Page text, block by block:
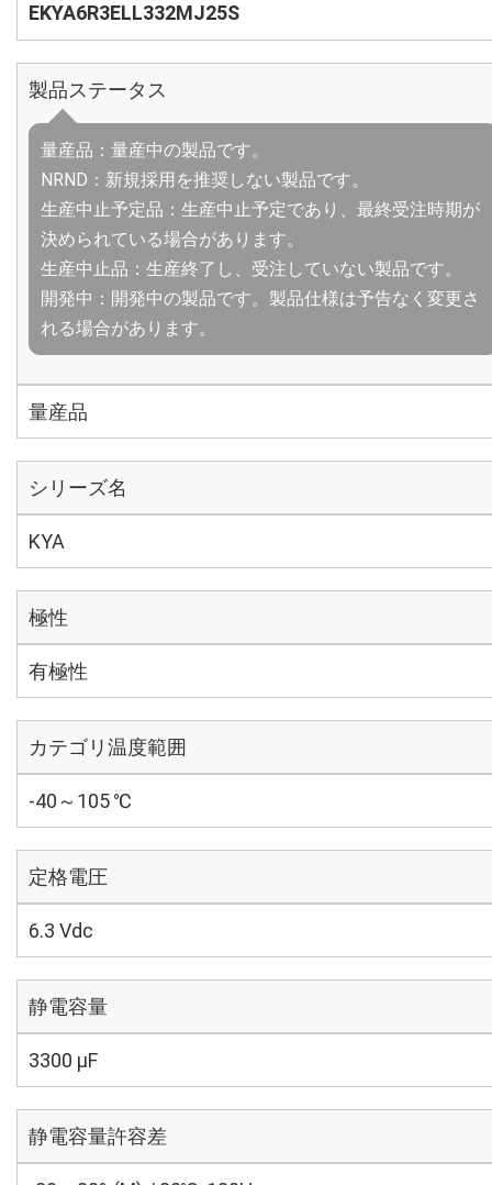
EKYA6R3ELL332MJ25S
製品ステータス
量産品：量産中の製品です。
NRND：新規採用を推奨しない製品です。
生産中止予定品：生産中止予定であり、最終受注時期が
決められている場合があります。
生産中止品：生産終了し、受注していない製品です。
開発中：開発中の製品です。製品仕様は予告なく変更さ
れる場合があります。
量産品
シリーズ名
KYA
極性
有極性
カテゴリ温度範囲
-40～105 ℃
定格電圧
6.3 Vdc
静電容量
3300 µF
静電容量許容差